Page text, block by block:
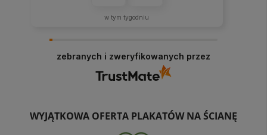
w tym tygodniu
zebranych i zweryfikowanych przez
WYJĄTKOWA OFERTA PLAKATÓW NA ŚCIANĘ